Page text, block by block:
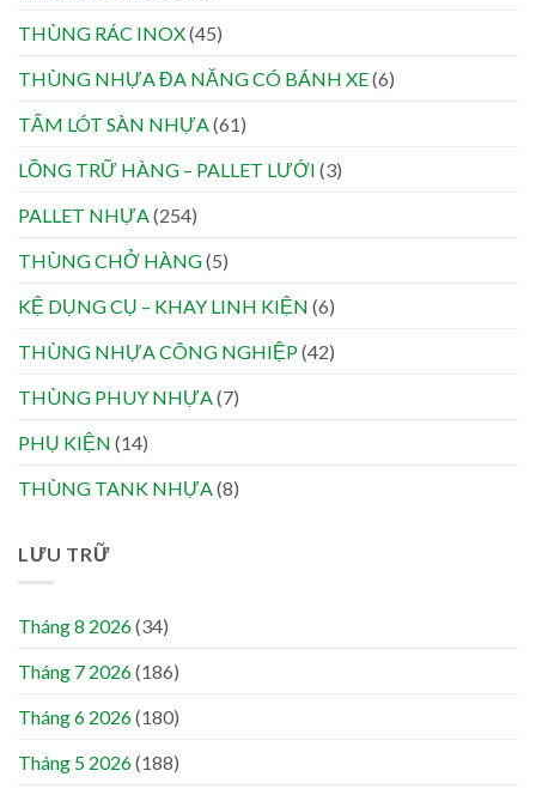
THÙNG RÁC INOX(45)
THÙNG NHỰA ĐA NĂNG CÓ BÁNH XE(6)
TẤM LÓT SÀN NHỰA (61)
LỒNG TRỮ HÀNG – PALLET LƯỚI (3)
PALLET NHỰA (254)
THÙNG CHỞ HÀNG(5)
KỆ DỤNG CỤ – KHAY LINH KIỆN (6)
THÙNG NHỰA CÔNG NGHIỆP(42)
THÙNG PHUY NHỰA (7)
PHỤ KIỆN (14)
THÙNG TANK NHỰA (8)
LƯU TRỮ
Tháng 8 2026(34)
Tháng 7 2026(186)
Tháng 6 2026(180)
Tháng 5 2026(188)